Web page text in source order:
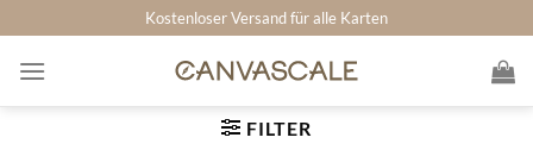
Inhalt
springen
Kostenloser Versand für alle Karten
FILTER